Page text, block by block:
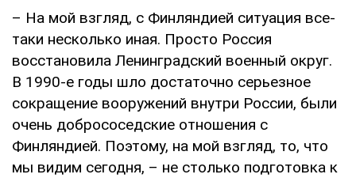
– На мой взгляд, с Финляндией ситуация все-
таки несколько иная. Просто Россия
восстановила Ленинградский военный округ.
В 1990-е годы шло достаточно серьезное
сокращение вооружений внутри России, были
очень добрососедские отношения с
Финляндией. Поэтому, на мой взгляд, то, что
мы видим сегодня, – не столько подготовка к